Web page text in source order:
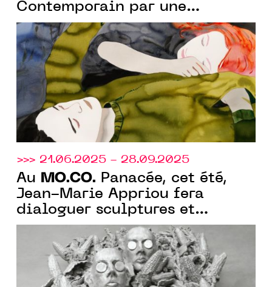
Contemporain par une
monographie de 130 œuvres.
>>> 21.06.2025 - 28.09.2025
Au MO.CO. Panacée, cet été,
Jean-Marie Appriou fera
dialoguer sculptures et
éléments, explorant la
matérialité, donnant forme à
l’informe.